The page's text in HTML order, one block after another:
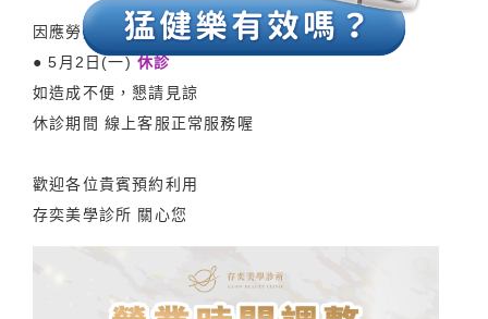
因應勞動節門診時間調整
● 5月2日(一)休診
如造成不便，懇請見諒
休診期間 線上客服正常服務喔
歡迎各位貴賓預約利用
存奕美學診所 關心您